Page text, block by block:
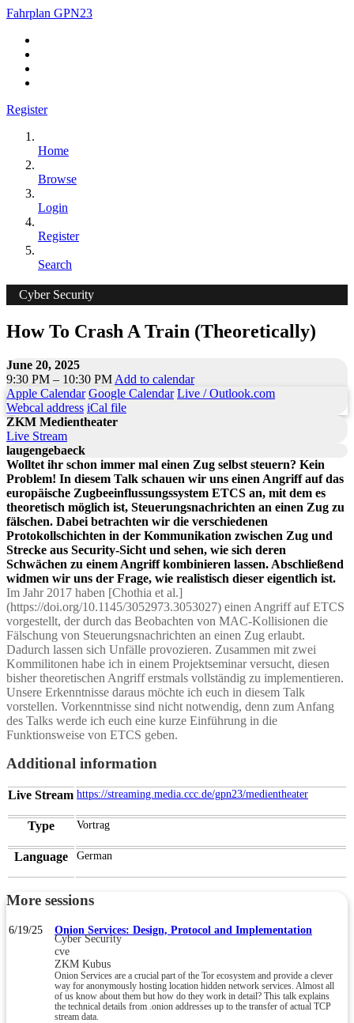
Fahrplan GPN23
Register
Home
Browse
Login
Register
Search
Cyber Security
How To Crash A Train (Theoretically)
June 20, 2025
9:30 PM – 10:30 PM Add to calendar
Apple Calendar Google Calendar Live / Outlook.com
Webcal address iCal file
ZKM Medientheater
Live Stream
laugengebaeck
Wolltet ihr schon immer mal einen Zug selbst steuern? Kein
Problem! In diesem Talk schauen wir uns einen Angriff auf das
europäische Zugbeeinflussungssystem ETCS an, mit dem es
theoretisch möglich ist, Steuerungsnachrichten an einen Zug zu
fälschen. Dabei betrachten wir die verschiedenen
Protokollschichten in der Kommunikation zwischen Zug und
Strecke aus Security-Sicht und sehen, wie sich deren
Schwächen zu einem Angriff kombinieren lassen. Abschließend
widmen wir uns der Frage, wie realistisch dieser eigentlich ist.
Im Jahr 2017 haben [Chothia et al.]
(https://doi.org/10.1145/3052973.3053027) einen Angriff auf ETCS
vorgestellt, der durch das Beobachten von MAC-Kollisionen die
Fälschung von Steuerungsnachrichten an einen Zug erlaubt.
Dadurch lassen sich Unfälle provozieren. Zusammen mit zwei
Kommilitonen habe ich in einem Projektseminar versucht, diesen
bisher theoretischen Angriff erstmals vollständig zu implementieren.
Unsere Erkenntnisse daraus möchte ich euch in diesem Talk
vorstellen. Vorkenntnisse sind nicht notwendig, denn zum Anfang
des Talks werde ich euch eine kurze Einführung in die
Funktionsweise von ETCS geben.
Additional information
Live Stream https://streaming.media.ccc.de/gpn23/medientheater
Type Vortrag
Language German
More sessions
6/19/25 Onion Services: Design, Protocol and Implementation
Cyber Security
cve
ZKM Kubus
Onion Services are a crucial part of the Tor ecosystem and provide a clever
way for anonymously hosting location hidden network services. Almost all
of us know about them but how do they work in detail? This talk explains
the technical details from .onion addresses up to the transfer of actual TCP
stream data.